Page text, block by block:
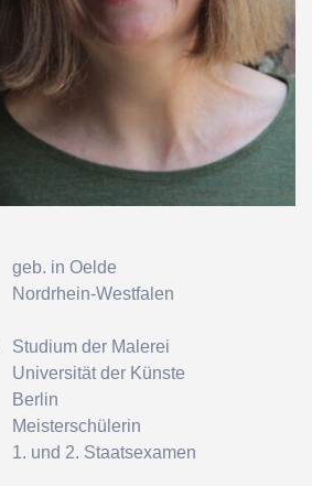
geb. in Oelde
Nordrhein-Westfalen
Studium der Malerei
Universität der Künste
Berlin
Meisterschülerin
1. und 2. Staatsexamen